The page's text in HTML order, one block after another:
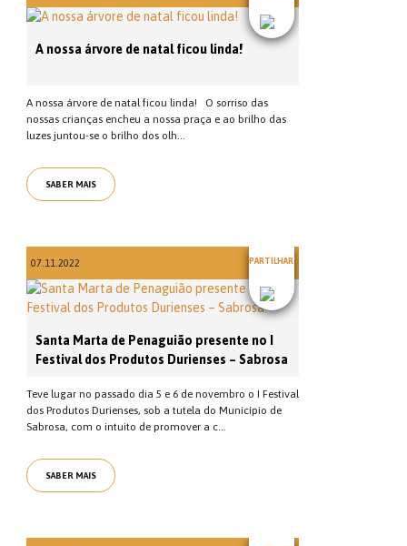
A nossa árvore de natal ficou linda!
A nossa árvore de natal ficou linda! O sorriso das
nossas crianças encheu a nossa praça e ao brilho das
luzes juntou-se o brilho dos olh...
SABER MAIS
07.11.2022 PARTILHAR
Santa Marta de Penaguião presente no I
Festival dos Produtos Durienses – Sabrosa
Teve lugar no passado dia 5 e 6 de novembro o I Festival
dos Produtos Durienses, sob a tutela do Município de
Sabrosa, com o intuito de promover a c...
SABER MAIS